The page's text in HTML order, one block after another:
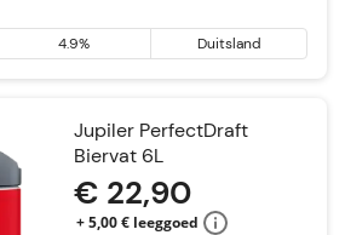
4.9% Duitsland
Jupiler PerfectDraft
Biervat 6L
€ 22,90
+ 5,00 € leeggoed